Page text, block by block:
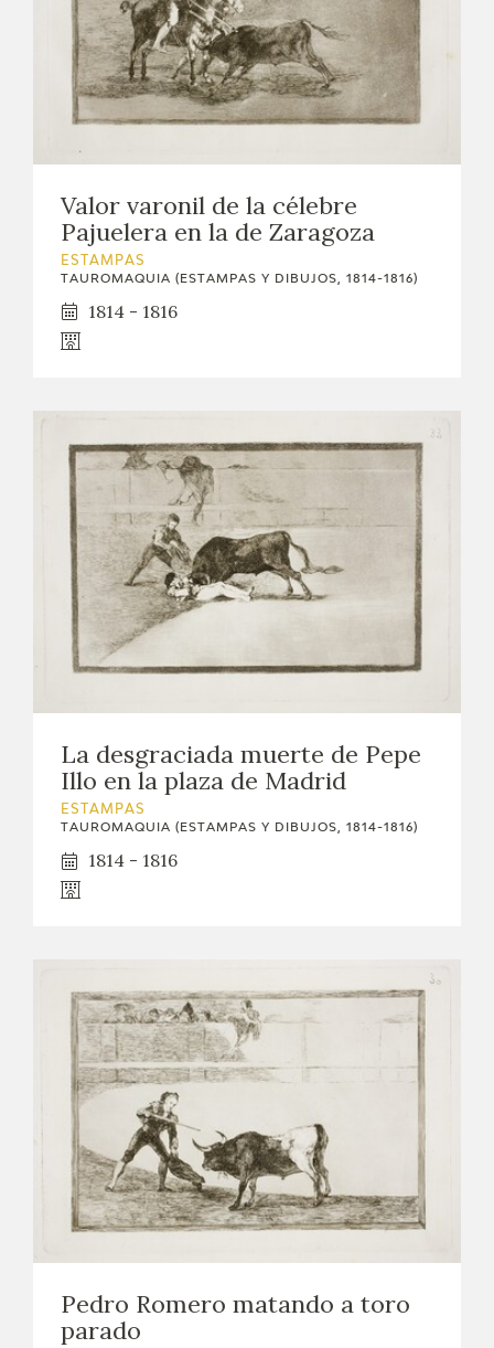
Valor varonil de la célebre
Pajuelera en la de Zaragoza
ESTAMPAS
TAUROMAQUIA (ESTAMPAS Y DIBUJOS, 1814-1816)
1814 - 1816
La desgraciada muerte de Pepe
Illo en la plaza de Madrid
ESTAMPAS
TAUROMAQUIA (ESTAMPAS Y DIBUJOS, 1814-1816)
1814 - 1816
Pedro Romero matando a toro
parado